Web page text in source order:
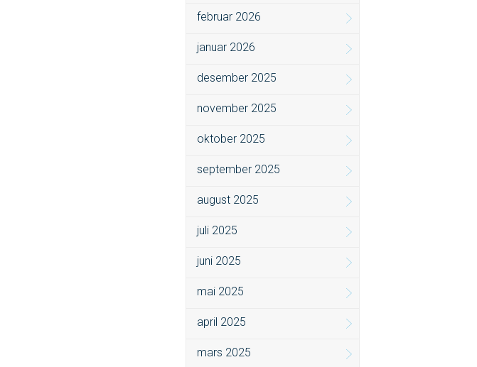
februar 2026
januar 2026
desember 2025
november 2025
oktober 2025
september 2025
august 2025
juli 2025
juni 2025
mai 2025
april 2025
mars 2025